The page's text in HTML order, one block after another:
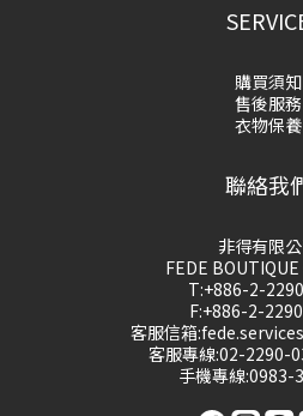
購買須知
售後服務
衣物保養
聯絡我
非得有限
FEDE BOUTIQUE
T:+886-2-
F:+886-2-
客服信箱
客服專線:02-2290-
手機專線:0983-